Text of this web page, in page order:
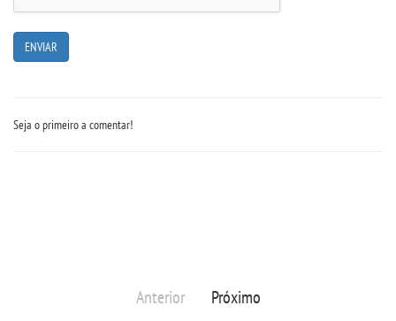
PORTAL DE PROFESSORES/ACADÊMICO
UNIESP
Seja o primeiro a comentar!
Anterior Próximo